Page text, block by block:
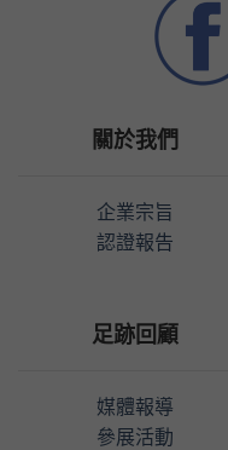
關於我們
企業宗旨
認證報告
足跡回顧
媒體報導
參展活動